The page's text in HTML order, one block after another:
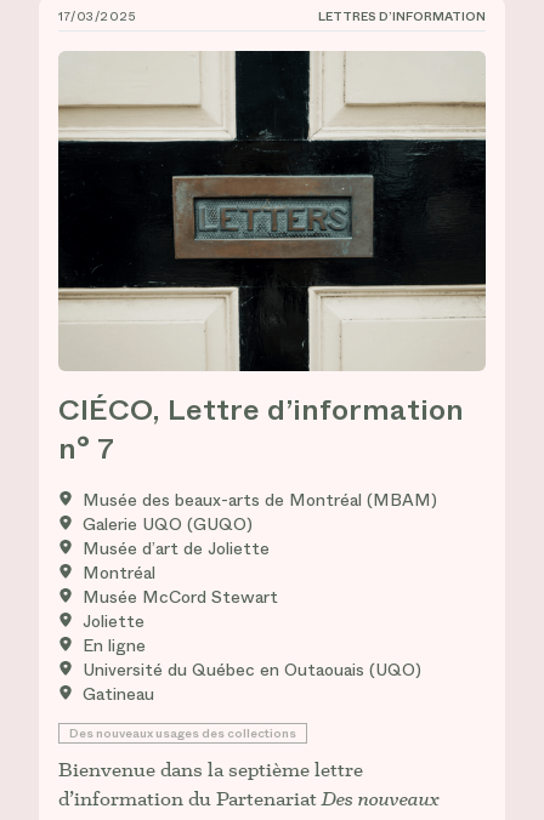
CIÉCO, Lettre d’information n° 7
17/03/2025 LETTRES D’INFORMATION
CIÉCO, Lettre d’information
n° 7
Musée des beaux-arts de Montréal (MBAM)
Galerie UQO (GUQO)
Musée d’art de Joliette
Montréal
Musée McCord Stewart
Joliette
En ligne
Université du Québec en Outaouais (UQO)
Gatineau
Des nouveaux usages des collections
Bienvenue dans la septième lettre
d’information du Partenariat Des nouveaux